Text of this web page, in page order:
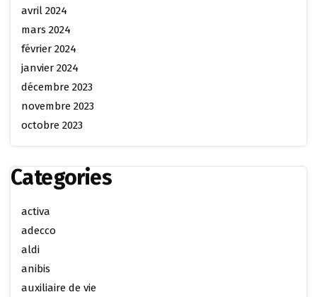
avril 2024
mars 2024
février 2024
janvier 2024
décembre 2023
novembre 2023
octobre 2023
Categories
activa
adecco
aldi
anibis
auxiliaire de vie